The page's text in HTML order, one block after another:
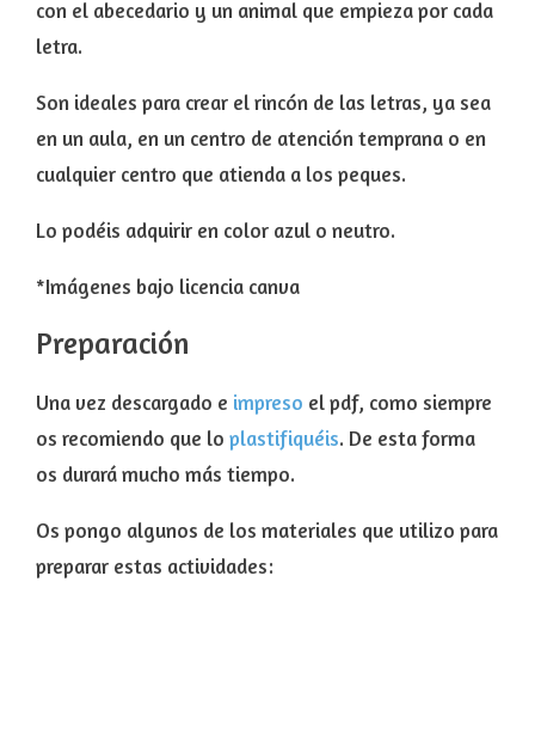
con el abecedario y un animal que empieza por cada
letra.
Son ideales para crear el rincón de las letras, ya sea
en un aula, en un centro de atención temprana o en
cualquier centro que atienda a los peques.
Lo podéis adquirir en color azul o neutro.
*Imágenes bajo licencia canva
Preparación
Una vez descargado e impreso el pdf, como siempre
os recomiendo que lo plastifiquéis. De esta forma
os durará mucho más tiempo.
Os pongo algunos de los materiales que utilizo para
preparar estas actividades: